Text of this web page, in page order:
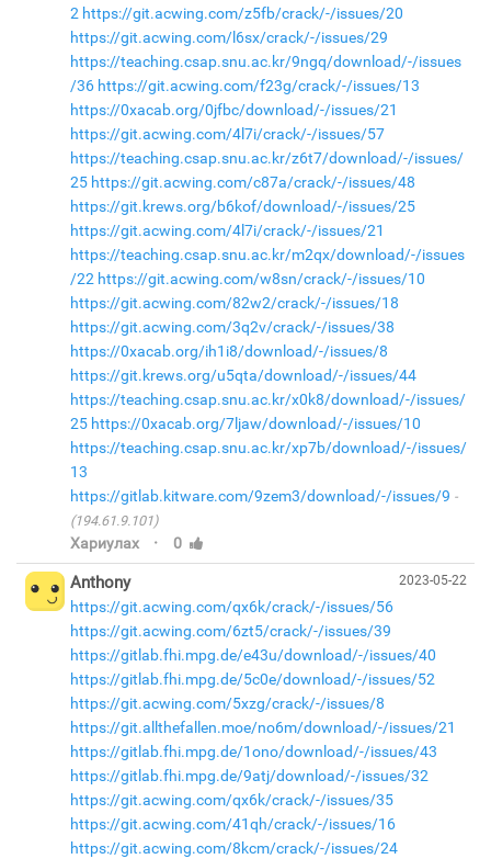
2 https://git.acwing.com/z5fb/crack/-/issues/20
https://git.acwing.com/l6sx/crack/-/issues/29
https://teaching.csap.snu.ac.kr/9ngq/download/-/issues
/36 https://git.acwing.com/f23g/crack/-/issues/13
https://0xacab.org/0jfbc/download/-/issues/21
https://git.acwing.com/4l7i/crack/-/issues/57
https://teaching.csap.snu.ac.kr/z6t7/download/-/issues/
25 https://git.acwing.com/c87a/crack/-/issues/48
https://git.krews.org/b6kof/download/-/issues/25
https://git.acwing.com/4l7i/crack/-/issues/21
https://teaching.csap.snu.ac.kr/m2qx/download/-/issues
/22 https://git.acwing.com/w8sn/crack/-/issues/10
https://git.acwing.com/82w2/crack/-/issues/18
https://git.acwing.com/3q2v/crack/-/issues/38
https://0xacab.org/ih1i8/download/-/issues/8
https://git.krews.org/u5qta/download/-/issues/44
https://teaching.csap.snu.ac.kr/x0k8/download/-/issues/
25 https://0xacab.org/7ljaw/download/-/issues/10
https://teaching.csap.snu.ac.kr/xp7b/download/-/issues/
13
https://gitlab.kitware.com/9zem3/download/-/issues/9
(194.61.9.101)
Хариулах · 0
2023-05-22
Anthony
https://git.acwing.com/qx6k/crack/-/issues/56
https://git.acwing.com/6zt5/crack/-/issues/39
https://gitlab.fhi.mpg.de/e43u/download/-/issues/40
https://gitlab.fhi.mpg.de/5c0e/download/-/issues/52
https://git.acwing.com/5xzg/crack/-/issues/8
https://git.allthefallen.moe/no6m/download/-/issues/21
https://gitlab.fhi.mpg.de/1ono/download/-/issues/43
https://gitlab.fhi.mpg.de/9atj/download/-/issues/32
https://git.acwing.com/qx6k/crack/-/issues/35
https://git.acwing.com/41qh/crack/-/issues/16
https://git.acwing.com/8kcm/crack/-/issues/24